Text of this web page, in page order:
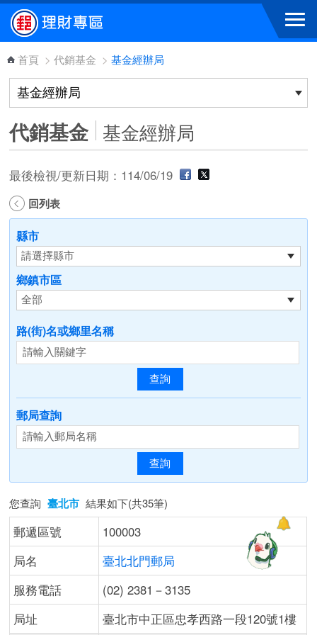
跳到主要內容區塊
首頁 > 代銷基金 > 基金經辦局
代銷基金 基金經辦局
最後檢視/更新日期：114/06/19
回列表
縣市
鄉鎮市區
路(街)名或鄉里名稱
郵局查詢
您查詢 臺北市 結果如下(共35筆)
郵遞區號
100003
局名
臺北北門郵局
服務電話
(02) 2381－3135
局址
臺北市中正區忠孝西路一段120號1樓